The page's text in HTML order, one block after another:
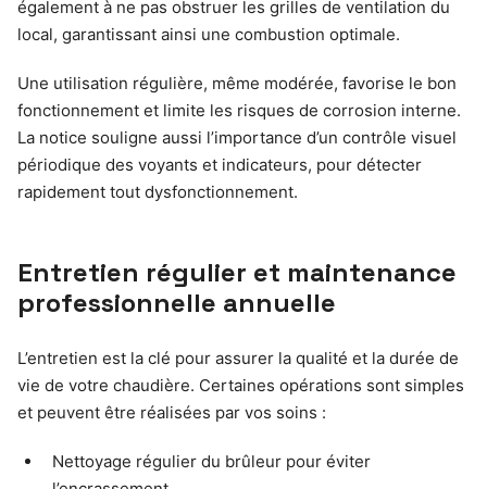
également à ne pas obstruer les grilles de ventilation du
local, garantissant ainsi une combustion optimale.
Une utilisation régulière, même modérée, favorise le bon
fonctionnement et limite les risques de corrosion interne.
La notice souligne aussi l’importance d’un contrôle visuel
périodique des voyants et indicateurs, pour détecter
rapidement tout dysfonctionnement.
Entretien régulier et maintenance
professionnelle annuelle
L’entretien est la clé pour assurer la qualité et la durée de
vie de votre chaudière. Certaines opérations sont simples
et peuvent être réalisées par vos soins :
Nettoyage régulier du brûleur pour éviter